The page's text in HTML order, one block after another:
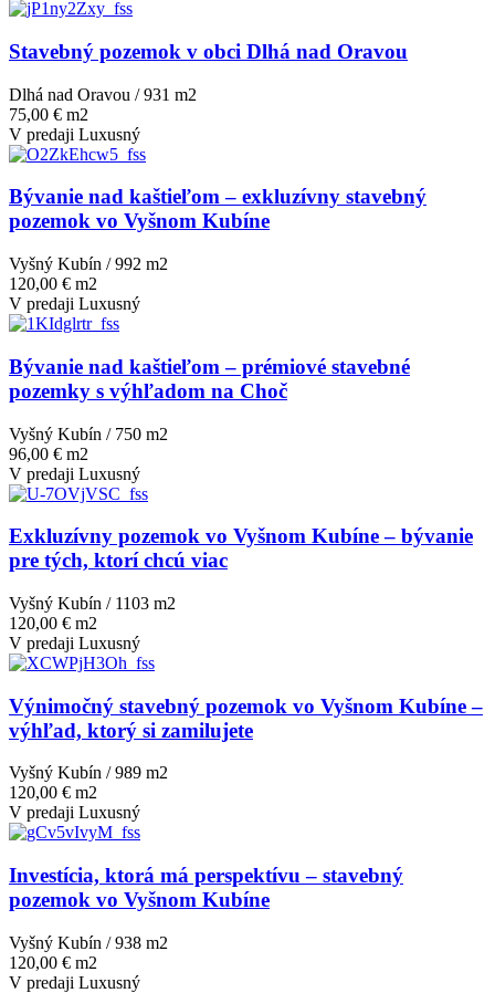
Stavebný pozemok v obci Dlhá nad Oravou
Dlhá nad Oravou / 931 m2
75,00 € m2
V predaji Luxusný
Bývanie nad kaštieľom – exkluzívny stavebný
pozemok vo Vyšnom Kubíne
Vyšný Kubín / 992 m2
120,00 € m2
V predaji Luxusný
Bývanie nad kaštieľom – prémiové stavebné
pozemky s výhľadom na Choč
Vyšný Kubín / 750 m2
96,00 € m2
V predaji Luxusný
Exkluzívny pozemok vo Vyšnom Kubíne – bývanie
pre tých, ktorí chcú viac
Vyšný Kubín / 1103 m2
120,00 € m2
V predaji Luxusný
Výnimočný stavebný pozemok vo Vyšnom Kubíne –
výhľad, ktorý si zamilujete
Vyšný Kubín / 989 m2
120,00 € m2
V predaji Luxusný
Investícia, ktorá má perspektívu – stavebný
pozemok vo Vyšnom Kubíne
Vyšný Kubín / 938 m2
120,00 € m2
V predaji Luxusný